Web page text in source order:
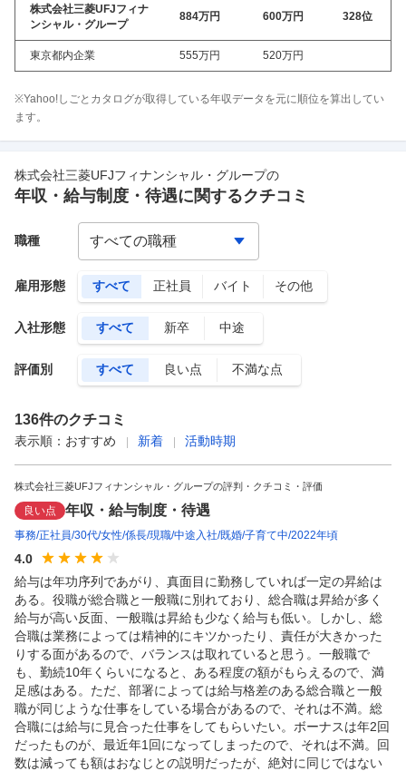
株式会社三菱UFJフィナ
ンシャル・グループ
884万円 600万円 328位
東京都内企業 555万円 520万円
※Yahoo!しごとカタログが取得している年収データを元に順位を算出してい
ます。
株式会社三菱UFJフィナンシャル・グループの
年収・給与制度・待遇に関するクチコミ
雇用形態 すべて 正社員 バイト その他
入社形態 すべて 新卒 中途
評価別 すべて 良い点 不満な点
職種
136件のクチコミ
表示順： おすすめ 新着 活動時期
株式会社三菱UFJフィナンシャル・グループの評判・クチコミ・評価
良い点 年収・給与制度・待遇
事務 正社員 30代 女性 係長 現職 中途入社 既婚 子育て中 2022年頃
4.0
給与は年功序列であがり、真面目に勤務していれば一定の昇給は
ある。役職が総合職と一般職に別れており、総合職は昇給が多く
給与が高い反面、一般職は昇給も少なく給与も低い。しかし、総
合職は業務によっては精神的にキツかったり、責任が大きかった
りする面があるので、バランスは取れていると思う。一般職で
も、勤続10年くらいになると、ある程度の額がもらえるので、満
足感はある。ただ、部署によっては給与格差のある総合職と一般
職が同じような仕事をしている場合があるので、それは不満。総
合職には給与に見合った仕事をしてもらいたい。ボーナスは年2回
だったものが、最近年1回になってしまったので、それは不満。回
数は減っても額はおなじとの説明だったが、絶対に同じではない